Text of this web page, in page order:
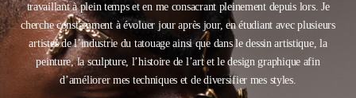
travaillant à plein temps et en me consacrant pleinement depuis lors. Je
cherche constamment à évoluer jour après jour, en étudiant avec plusieurs
artistes de l’industrie du tatouage ainsi que dans le dessin artistique, la
peinture, la sculpture, l’histoire de l’art et le design graphique afin
d’améliorer mes techniques et de diversifier mes styles.